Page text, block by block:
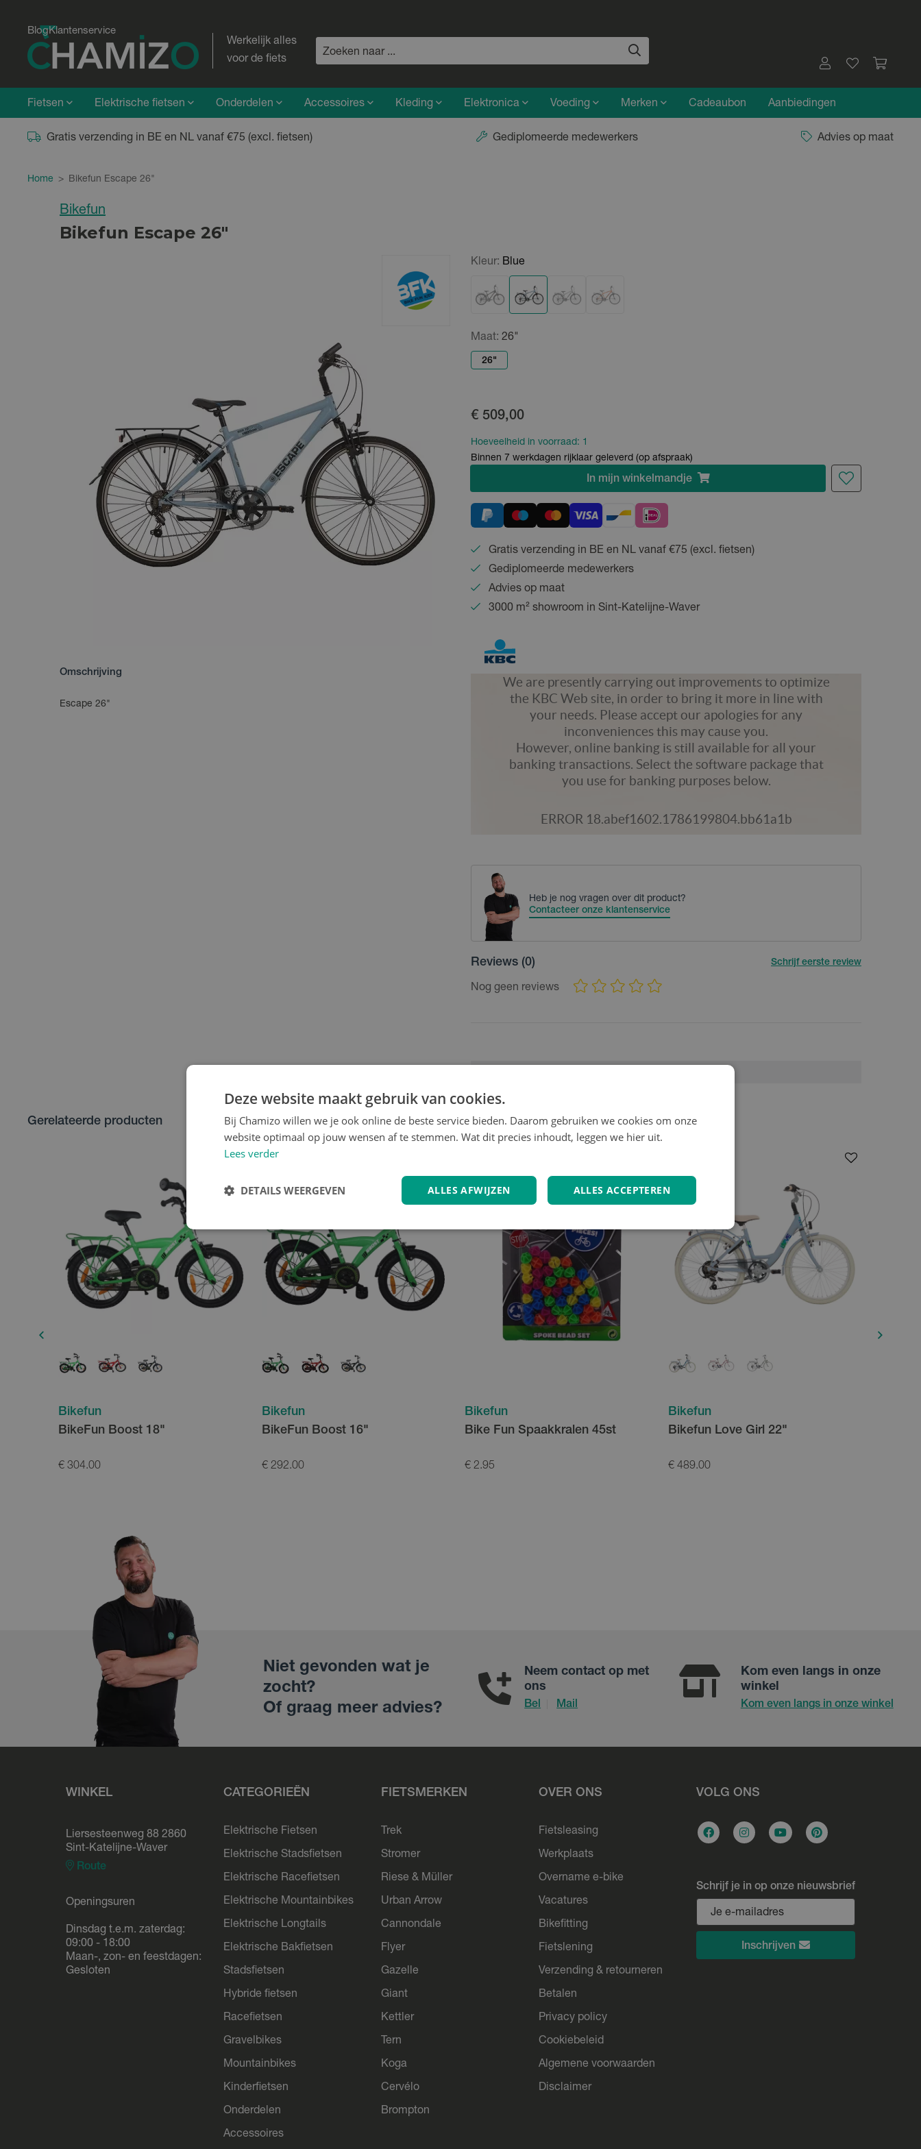
BlogKlantenservice
Werkelijk alles
voor de fiets
Fietsen Elektrische fietsen Onderdelen Accessoires Kleding Elektronica Voeding Merken Cadeaubon Aanbiedingen
Gratis verzending in BE en NL vanaf €75 (excl. fietsen) Gediplomeerde medewerkers Advies op maat
Home > Bikefun Escape 26"
Bikefun
Bikefun Escape 26"
Omschrijving
Escape 26"
Kleur: Blue
Maat: 26"
26"
€ 509,00
Hoeveelheid in voorraad: 1
Binnen 7 werkdagen rijklaar geleverd (op afspraak)
In mijnwinkelmandje
Gratis verzending in BE en NL vanaf €75 (excl. fietsen)
Gediplomeerde medewerkers
Advies op maat
3000 m² showroom in Sint-Katelijne-Waver
Heb je nog vragen over dit product?
Contacteer onze klantenservice
Reviews (0) Schrijf eerste review
Nog geen reviews
Gerelateerde producten
Bikefun
BikeFun Boost 18"
€ 304.00
Bikefun
BikeFun Boost 16"
€ 292.00
Bikefun
Bike Fun Spaakkralen 45st
€ 2.95
Bikefun
Bikefun Love Girl 22"
€ 489.00
Niet gevonden wat je
zocht?
Of graag meer advies?
Neem contact op met
ons
Bel Mail
Kom even langs in onze
winkel
Kom even langs in onze winkel
WINKEL
Liersesteenweg 88 2860
Sint-Katelijne-Waver
Route
Openingsuren
Dinsdag t.e.m. zaterdag:
09:00 - 18:00
Maan-, zon- en feestdagen:
Gesloten
CATEGORIEËN
Elektrische Fietsen
Elektrische Stadsfietsen
Elektrische Racefietsen
Elektrische Mountainbikes
Elektrische Longtails
Elektrische Bakfietsen
Stadsfietsen
Hybride fietsen
Racefietsen
Gravelbikes
Mountainbikes
Kinderfietsen
Onderdelen
Accessoires
FIETSMERKEN
Trek
Stromer
Riese & Müller
Urban Arrow
Cannondale
Flyer
Gazelle
Giant
Kettler
Tern
Koga
Cervélo
Brompton
OVER ONS
Fietsleasing
Werkplaats
Overname e-bike
Vacatures
Bikefitting
Fietslening
Verzending & retourneren
Betalen
Privacy policy
Cookiebeleid
Algemene voorwaarden
Disclaimer
VOLG ONS
Schrijf je in op onze nieuwsbrief
Inschrijven
Deze website maakt gebruik van cookies.
Bij Chamizo willen we je ook online de beste service bieden. Daarom gebruiken we cookies om onze
website optimaal op jouw wensen af te stemmen. Wat dit precies inhoudt, leggen we hier uit.
Lees verder
ALLES ACCEPTEREN
ALLES AFWIJZEN
DETAILS WEERGEVEN